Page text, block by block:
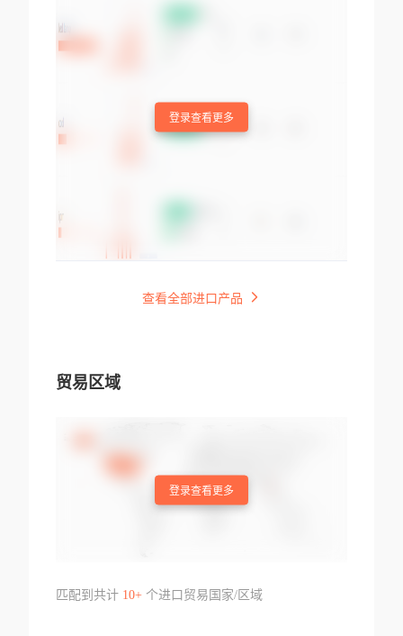
登录查看更多
查看全部进口产品
贸易区域
登录查看更多
匹配到共计 10+个进口贸易国家/区域